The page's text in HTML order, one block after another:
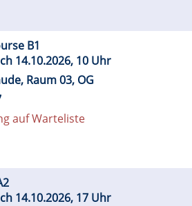
B1
14.10.2026, 10 Uhr
Raum 03, OG
auf Warteliste
14.10.2026, 17 Uhr